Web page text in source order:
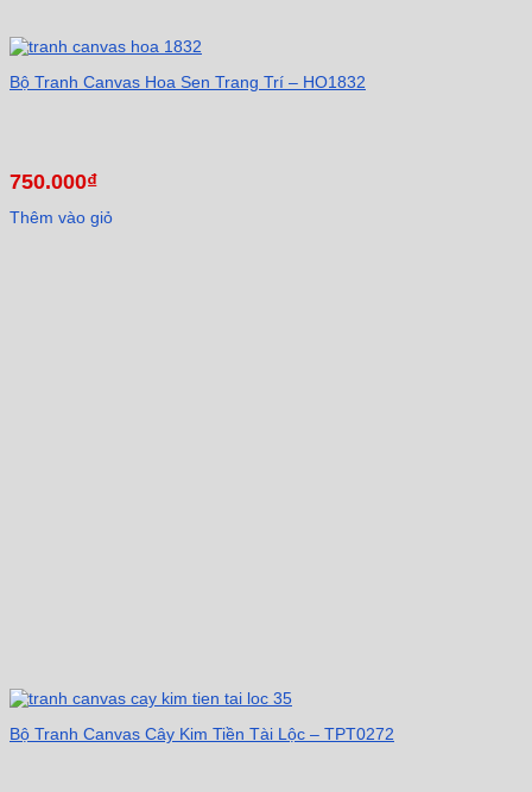
Bộ Tranh Canvas Hoa Sen Trang Trí – HO1832
750.000₫
Thêm vào giỏ
Bộ Tranh Canvas Cây Kim Tiền Tài Lộc – TPT0272